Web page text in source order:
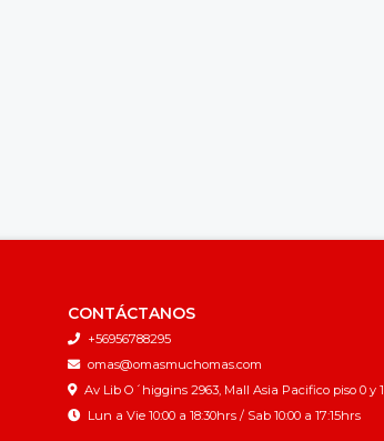
CONTÁCTANOS
+56956788295
omas@omasmuchomas.com
Av Lib O´higgins 2963, Mall Asia Pacifico piso 0 y 1
Lun a Vie 10:00 a 18:30hrs / Sab 10:00 a 17:15hrs